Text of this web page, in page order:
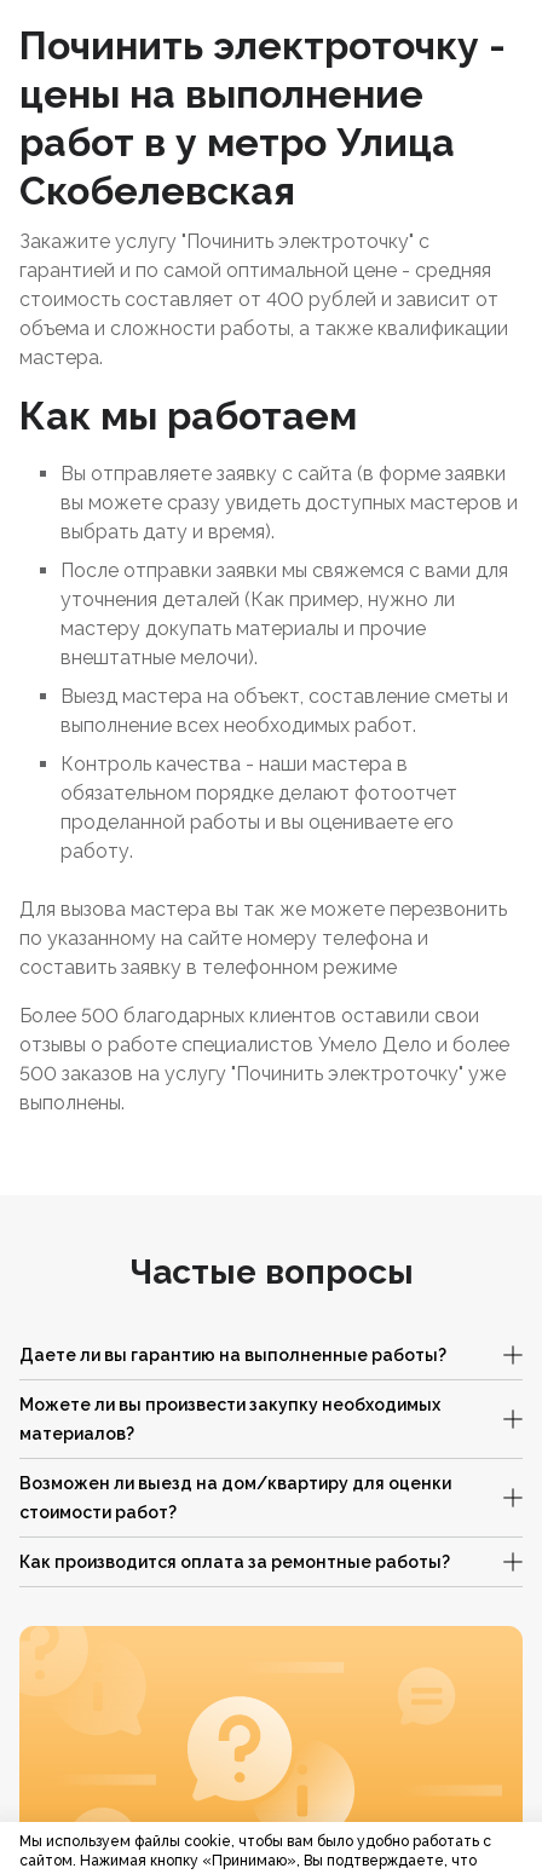
Починить электроточку -
цены на выполнение
работ в у метро Улица
Скобелевская
Закажите услугу "Починить электроточку" с
гарантией и по самой оптимальной цене - средняя
стоимость составляет от 400 рублей и зависит от
объема и сложности работы, а также квалификации
мастера.
Как мы работаем
Вы отправляете заявку с сайта (в форме заявки
вы можете сразу увидеть доступных мастеров и
выбрать дату и время).
После отправки заявки мы свяжемся с вами для
уточнения деталей (Как пример, нужно ли
мастеру докупать материалы и прочие
внештатные мелочи).
Выезд мастера на объект, составление сметы и
выполнение всех необходимых работ.
Контроль качества - наши мастера в
обязательном порядке делают фотоотчет
проделанной работы и вы оцениваете его
работу.
Для вызова мастера вы так же можете перезвонить
по указанному на сайте номеру телефона и
составить заявку в телефонном режиме
Более 500 благодарных клиентов оставили свои
отзывы о работе специалистов Умело Дело и более
500 заказов на услугу "Починить электроточку" уже
выполнены.
Частые вопросы
Даете ли вы гарантию на выполненные работы?
Можете ли вы произвести закупку необходимых
материалов?
Возможен ли выезд на дом/квартиру для оценки
стоимости работ?
Как производится оплата за ремонтные работы?
Мы используем файлы cookie, чтобы вам было удобно работать с
сайтом. Нажимая кнопку «Принимаю», Вы подтверждаете, что